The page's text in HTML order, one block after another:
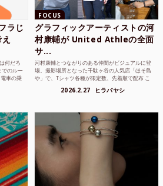
ラじ
何だろ
でのルー
車の乗
FOCUS
グラフィックアーティストの河
村康輔が United Athleの全面
サ...
河村康輔とつながりのある仲間がビジュアルに登
場。撮影場所となった千駄ヶ谷の人気店「ほそ島
や」で、Tシャツ各種が限定数、先着順で配布 こ
2026.2.27 ヒラバヤシ